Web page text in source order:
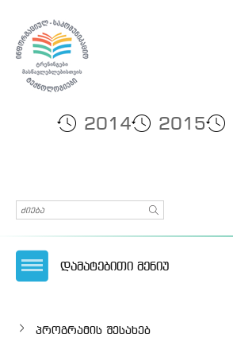
2014 2015
დამატებითი მენიუ
პროგრამის შესახებ